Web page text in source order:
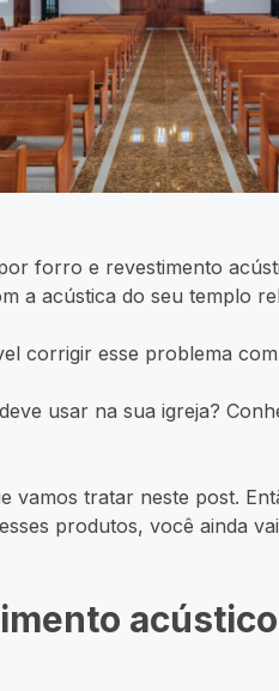
forro e revestimento
a acústica do seu templo
corrigir esse problema
usar na sua igreja?
vamos tratar neste post.
produtos, você ainda